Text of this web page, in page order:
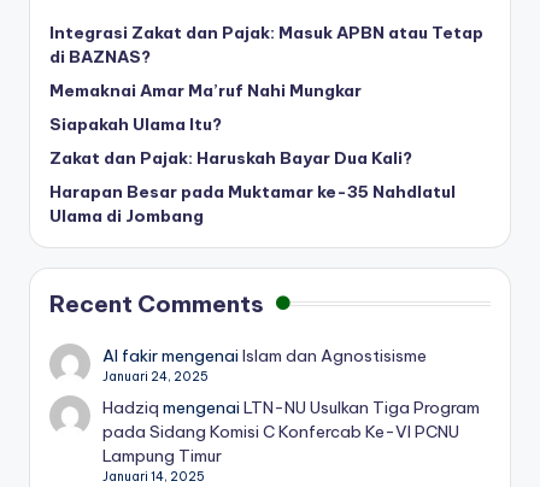
Integrasi Zakat dan Pajak: Masuk APBN atau Tetap
di BAZNAS?
Memaknai Amar Ma’ruf Nahi Mungkar
Siapakah Ulama Itu?
Zakat dan Pajak: Haruskah Bayar Dua Kali?
Harapan Besar pada Muktamar ke-35 Nahdlatul
Ulama di Jombang
Recent Comments
Al fakirmengenaiIslam dan Agnostisisme
Januari 24, 2025
Hadziq mengenaiLTN-NU Usulkan Tiga Program
pada Sidang Komisi C Konfercab Ke-VI PCNU
Lampung Timur
Januari 14, 2025